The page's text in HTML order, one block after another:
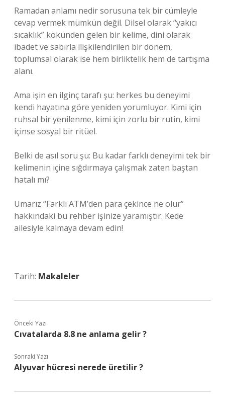
Ramadan anlamı nedir sorusuna tek bir cümleyle
cevap vermek mümkün değil. Dilsel olarak “yakıcı
sıcaklık” kökünden gelen bir kelime, dini olarak
ibadet ve sabırla ilişkilendirilen bir dönem,
toplumsal olarak ise hem birliktelik hem de tartışma
alanı.
Ama işin en ilginç tarafı şu: herkes bu deneyimi
kendi hayatına göre yeniden yorumluyor. Kimi için
ruhsal bir yenilenme, kimi için zorlu bir rutin, kimi
içinse sosyal bir ritüel.
Belki de asıl soru şu: Bu kadar farklı deneyimi tek bir
kelimenin içine sığdırmaya çalışmak zaten baştan
hatalı mı?
Umarız “Farklı ATM’den para çekince ne olur”
hakkındaki bu rehber işinize yaramıştır. Kede
ailesiyle kalmaya devam edin!
Tarih: Makaleler
Önceki Yazı
Cıvatalarda 8.8 ne anlama gelir ?
Sonraki Yazı
Alyuvar hücresi nerede üretilir ?